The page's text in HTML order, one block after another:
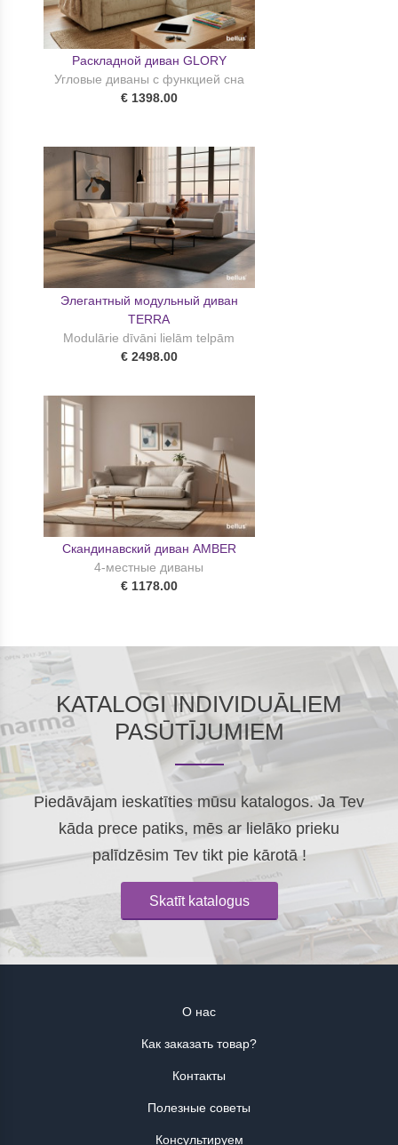
Раскладной диван GLORY
Угловые диваны с функцией сна
€ 1398.00
Элегантный модульный диван
TERRA
Modulārie dīvāni lielām telpām
€ 2498.00
Скандинавский диван AMBER
4-местные диваны
€ 1178.00
KATALOGI INDIVIDUĀLIEM
PASŪTĪJUMIEM
Piedāvājam ieskatīties mūsu katalogos. Ja Tev
kāda prece patiks, mēs ar lielāko prieku
palīdzēsim Tev tikt pie kārotā !
Skatīt katalogus
О нас
Как заказать товар?
Контакты
Полезные советы
Консультируем